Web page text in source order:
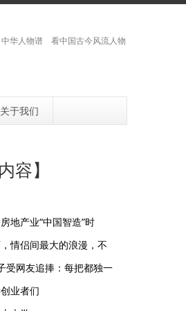
中华人物谱 看中国古今风流人物
关于我们
容】
地产业“中国智造”时
情侣间最大的浪漫，不
受网友追捧：每把都独一
业者们